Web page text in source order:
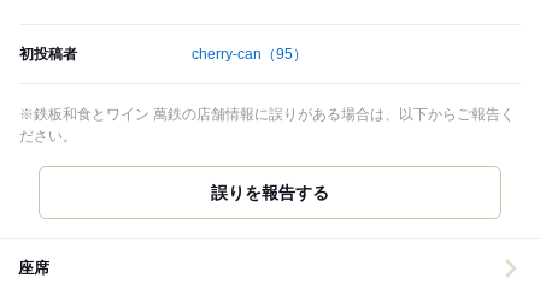
初投稿者 cherry-can （95）
※鉄板和食とワイン 萬鉄の店舗情報に誤りがある場合は、以下からご報告く
ださい。
誤りを報告する
座席